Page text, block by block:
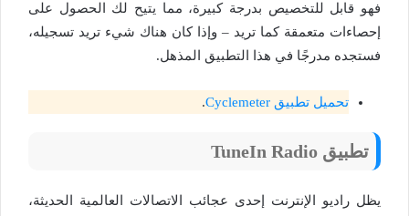
فهو قابل للتخصيص بدرجة كبيرة، مما يتيح لك الحصول على
إحصاءات متعمقة كما تريد – وإذا كان هناك شيء تريد تسجيله،
فستجده مدرجًا في هذا التطبيق المذهل.
تحميل تطبيق Cyclemeter .
تطبيق TuneIn Radio
يظل راديو الإنترنت إحدى عجائب الاتصالات العالمية الحديثة،